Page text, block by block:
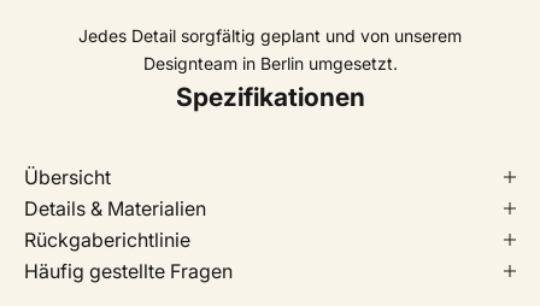
Jedes Detail sorgfältig geplant und von unserem
Designteam in Berlin umgesetzt.
Spezifikationen
Übersicht
Details & Materialien
Rückgaberichtlinie
Häufig gestellte Fragen